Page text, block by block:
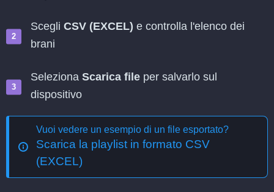
Scegli CSV (EXCEL) e controlla l'elenco dei
brani
Seleziona Scarica file per salvarlo sul
dispositivo
Vuoi vedere un esempio di un file esportato?
Scarica la playlist in formato CSV
(EXCEL)